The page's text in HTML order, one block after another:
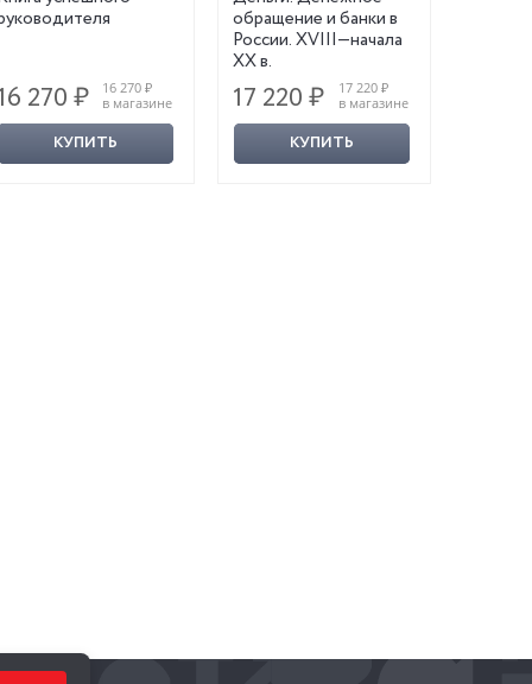
270 ₽
16 270 ₽
в магазине
КУПИТЬ
обращение и банки в
России. XVIII—начала
XX в.
17 220 ₽
17 220 ₽
в магазине
КУПИТЬ